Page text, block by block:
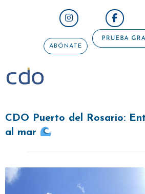
ABÓNATE
CDO Puerto del Rosario:
al mar